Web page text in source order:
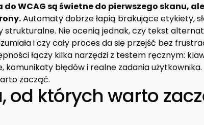
WCAG są świetne do pierwszego skanu,
Automaty dobrze łapią brakujące etykiety,
strukturalne. Nie ocenią jednak, czy tekst
i czy cały proces da się przejść bez
łączy kilka narzędzi z testem ręcznym:
komunikaty błędów i realne zadania
zacząć.
od których warto